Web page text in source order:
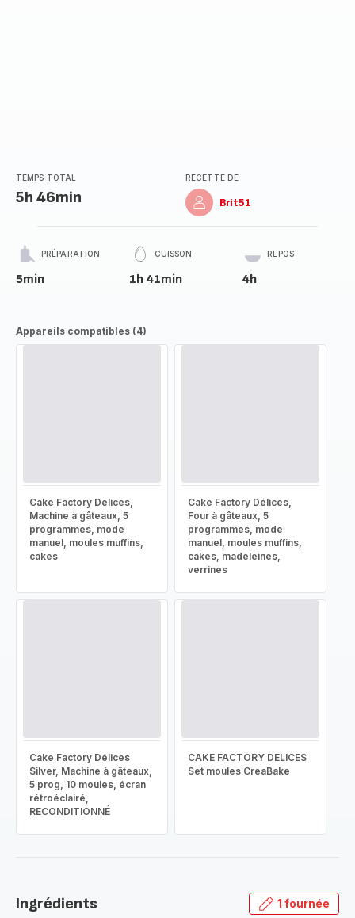
TEMPS TOTAL
5h 46min
RECETTE DE
Brit51
PRÉPARATION
5min
CUISSON
1h 41min
REPOS
4h
Appareils compatibles (4)
Cake Factory Délices,
Machine à gâteaux, 5
programmes, mode
manuel, moules muffins,
cakes
Cake Factory Délices,
Four à gâteaux, 5
programmes, mode
manuel, moules muffins,
cakes, madeleines,
verrines
Cake Factory Délices
Silver, Machine à gâteaux,
5 prog, 10 moules, écran
rétroéclairé,
RECONDITIONNÉ
CAKE FACTORY DELICES
Set moules CreaBake
Ingrédients 1 fournée